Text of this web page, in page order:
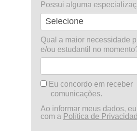
Possui alguma
Qual a maior necessidade
e/ou estudantil no
Eu concordo em receber
comunicações.
Ao informar meus dados,
com a Política de